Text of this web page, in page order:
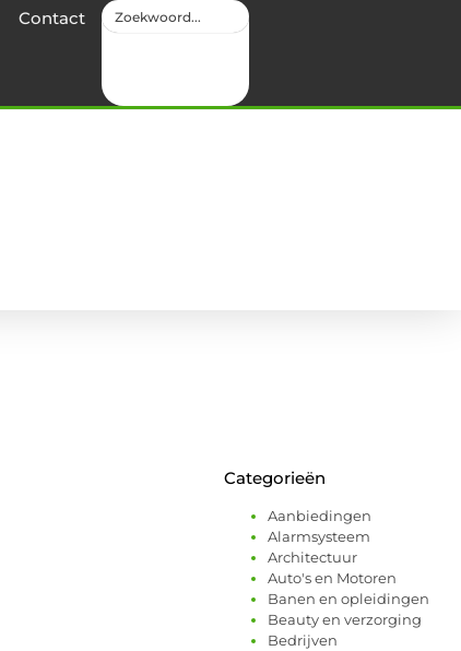
Contact
Categorieën
Aanbiedingen
Alarmsysteem
Architectuur
Auto's en Motoren
Banen en opleidingen
Beauty en verzorging
Bedrijven